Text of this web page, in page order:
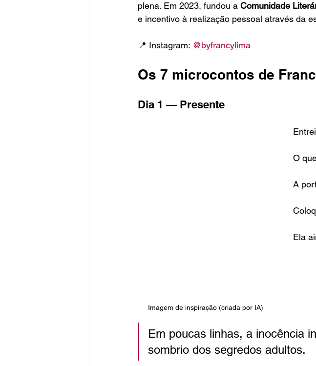
plena. Em 2023, fundou a Comunidade
e incentivo à realização pessoal através da
📍 Instagram: @byfrancylima
Os 7 microcontos de
Dia 1 — Presente
Imagem de inspiração (criada por IA)
O
A
Ela
Em poucas linhas, a inocência
sombrio dos segredos adultos.